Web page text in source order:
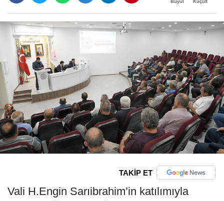
TAKİP ET
Vali H.Engin Sarıibrahim’in katılımıyla